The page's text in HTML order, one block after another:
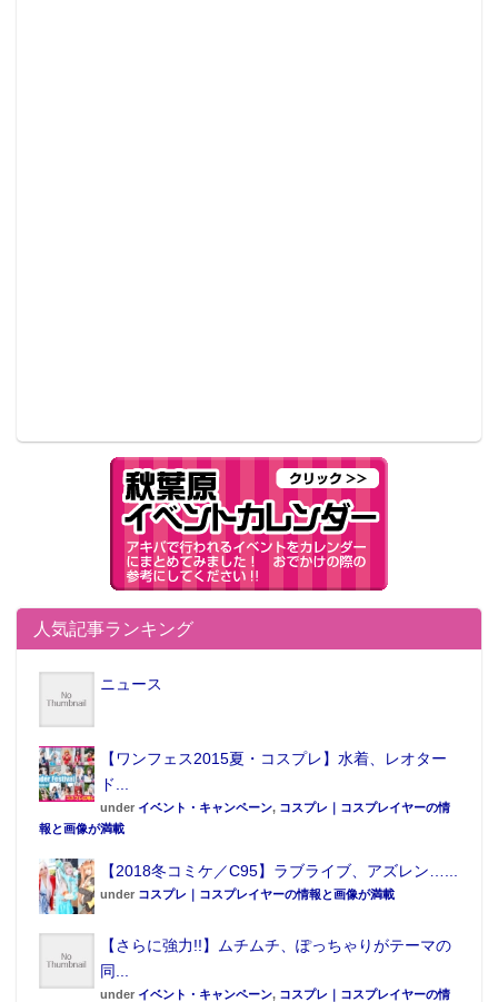
人気記事ランキング
ニュース
【ワンフェス2015夏・コスプレ】水着、レオター
ド...
under イベント・キャンペーン, コスプレ｜コスプレイヤーの情
報と画像が満載
【2018冬コミケ／C95】ラブライブ、アズレン…...
under コスプレ｜コスプレイヤーの情報と画像が満載
【さらに強力!!】ムチムチ、ぽっちゃりがテーマの
同...
under イベント・キャンペーン, コスプレ｜コスプレイヤーの情